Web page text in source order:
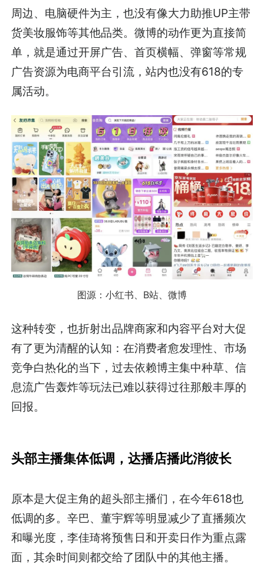
周边、电脑硬件为主，也没有像大力助推UP主带
货美妆服饰等其他品类。微博的动作更为直接简
单，就是通过开屏广告、首页横幅、弹窗等常规
广告资源为电商平台引流，站内也没有618的专
属活动。
图源： 小红书、B站、微博
这种转变，也折射出品牌商家和内容平台对大促
有了更为清醒的认知：在消费者愈发理性、市场
竞争白热化的当下，过去依赖博主集中种草、信
息流广告轰炸等玩法已难以获得过往那般丰厚的
回报。
头部主播集体低调，达播店播此消彼长
原本是大促主角的超头部主播们，在今年618也
低调的多。辛巴、董宇辉等明显减少了直播频次
和曝光度，李佳琦将预售日和开卖日作为重点露
面，其余时间则都交给了团队中的其他主播。